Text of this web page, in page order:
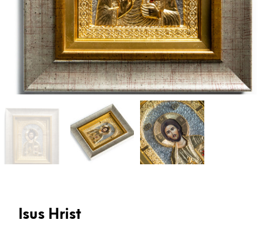
Isus Hrist